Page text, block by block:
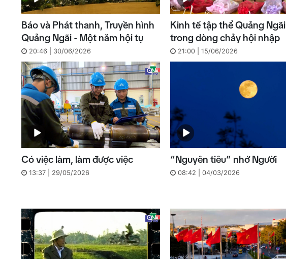
Báo và Phát thanh, Truyền hình
Quảng Ngãi - Một năm hội tụ
20:46 | 30/06/2026
Kinh tế tập thể Quảng Ngãi
trong dòng chảy hội nhập
21:00 | 15/06/2026
Có việc làm, làm được việc
13:37 | 29/05/2026
“Nguyên tiêu” nhớ Người
08:42 | 04/03/2026